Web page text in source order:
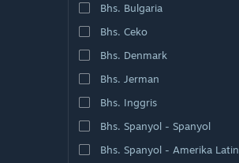
Bhs. Bulgaria
Bhs. Ceko
Bhs. Denmark
Bhs. Jerman
Bhs. Inggris
Bhs. Spanyol - Spanyol
Bhs. Spanyol - Amerika Latin